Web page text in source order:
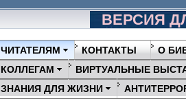
ВЕРСИЯ
ЧИТАТЕЛЯМ КОНТАКТЫ
О
КОЛЛЕГАМ
ВИРТУАЛЬНЫЕ
ЗНАНИЯ ДЛЯ ЖИЗНИ